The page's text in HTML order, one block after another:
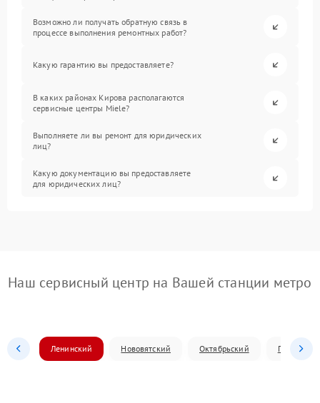
Возможно ли получать обратную связь в
процессе выполнения ремонтных работ?
Какую гарантию вы предоставляете?
В каких районах Кирова располагаются
сервисные центры Miele?
Выполняете ли вы ремонт для юридических
лиц?
Какую документацию вы предоставляете
для юридических лиц?
Наш сервисный центр на Вашей станции метро
Ленинский Нововятский Октябрьский